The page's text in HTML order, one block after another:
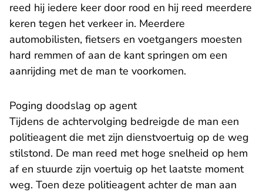
reed hij iedere keer door rood en hij reed meerdere
keren tegen het verkeer in. Meerdere
automobilisten, fietsers en voetgangers moesten
hard remmen of aan de kant springen om een
aanrijding met de man te voorkomen.
Poging doodslag op agent
Tijdens de achtervolging bedreigde de man een
politieagent die met zijn dienstvoertuig op de weg
stilstond. De man reed met hoge snelheid op hem
af en stuurde zijn voertuig op het laatste moment
weg. Toen deze politieagent achter de man aan